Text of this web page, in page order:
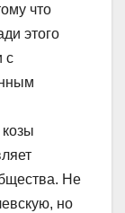
что
этого
с
Не
но